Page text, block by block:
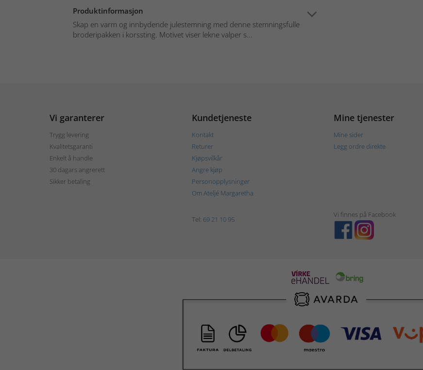
Produktinformasjon
Skap en varm og innbydende julestemning med denne stemningsfulle
broderipakken i korssting. Motivet viser lekne valper s...
Vi garanterer
Trygg levering
Kvalitetsgaranti
Enkelt å handle
30 dagars angrerett
Sikker betaling
Kundetjeneste
Kontakt
Returer
Kjøpsvilkår
Angre kjøp
Personopplysninger
Om Ateljé Margaretha
Mine tjenester
Mine sider
Legg ordre direkte
Tel: 69 21 10 95
Vi finnes på Facebook